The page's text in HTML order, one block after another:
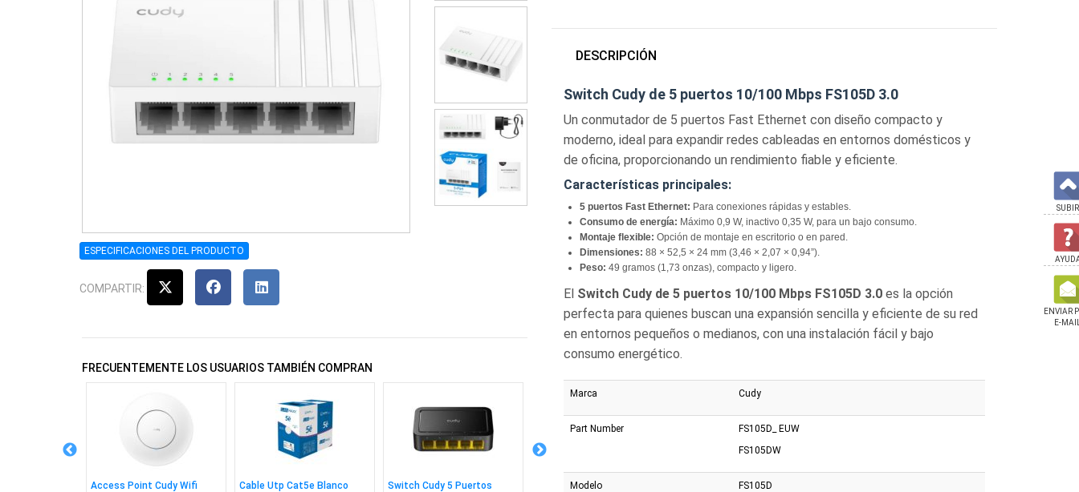
ESPECIFICACIONES DEL PRODUCTO
COMPARTIR:
FRECUENTEMENTE LOS USUARIOS TAMBIÉN COMPRAN
Access Point Cudy Wifi
Cable Utp Cat5e Blanco
Switch Cudy 5 Puertos
Switch Cudy 8 Puertos
Switch Cudy Gigabit 8
DESCRIPCIÓN
Switch Cudy de 5 puertos 10/100 Mbps FS105D 3.0
Un conmutador de 5 puertos Fast Ethernet con diseño compacto y
moderno, ideal para expandir redes cableadas en entornos domésticos y
de oficina, proporcionando un rendimiento fiable y eficiente.
Características principales:
5 puertos Fast Ethernet: Para conexiones rápidas y estables.
Consumo de energía: Máximo 0,9 W, inactivo 0,35 W, para un bajo consumo.
Montaje flexible: Opción de montaje en escritorio o en pared.
Dimensiones: 88 × 52,5 × 24 mm (3,46 × 2,07 × 0,94”).
Peso: 49 gramos (1,73 onzas), compacto y ligero.
El Switch Cudy de 5 puertos 10/100 Mbps FS105D 3.0 es la opción
perfecta para quienes buscan una expansión sencilla y eficiente de su red
en entornos pequeños o medianos, con una instalación fácil y bajo
consumo energético.
Marca Cudy
Part Number
FS105D_ EUW
FS105DW
Modelo FS105D
SUBIR
ENVIAR
E-